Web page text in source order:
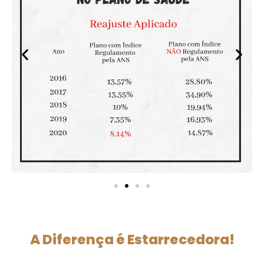
A Diferença é Estarrecedora!